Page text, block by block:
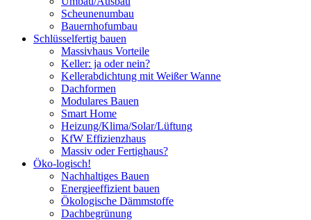
Scheunenumbau
Bauernhofumbau
Schlüsselfertig bauen
Massivhaus Vorteile
Keller: ja oder nein?
Kellerabdichtung mit Weißer Wanne
Dachformen
Modulares Bauen
Smart Home
Heizung/Klima/Solar/Lüftung
KfW Effizienzhaus
Massiv oder Fertighaus?
Öko-logisch!
Nachhaltiges Bauen
Energieeffizient bauen
Ökologische Dämmstoffe
Dachbegrünung